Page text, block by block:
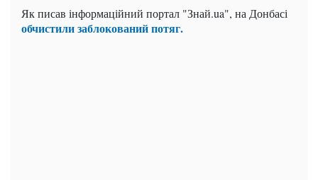
Як писав інформаційний портал "Знай.ua", на Донбасі
обчистили заблокований потяг.